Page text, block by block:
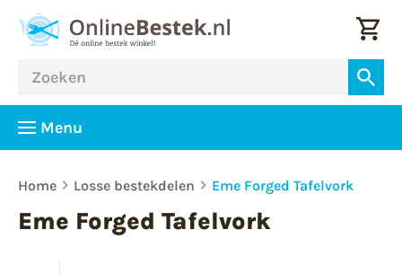
Menu
Home Losse bestekdelen Eme Forged Tafelvork
Eme Forged Tafelvork